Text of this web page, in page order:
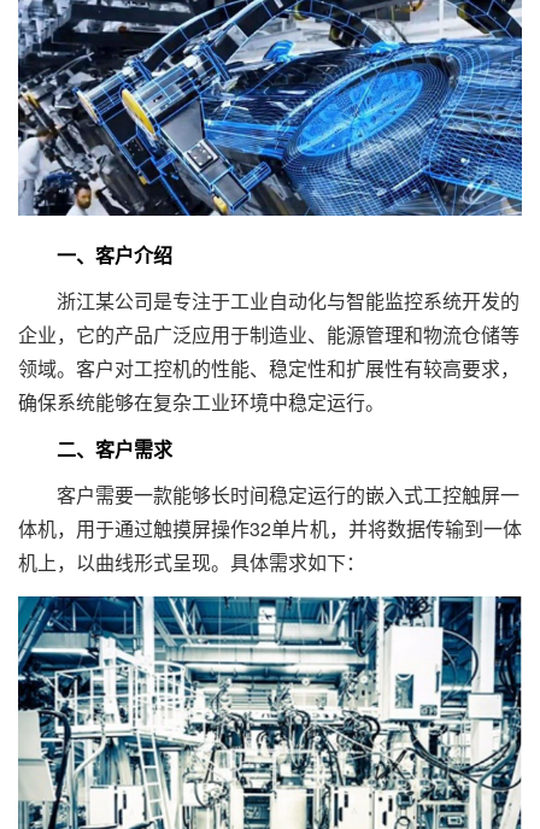
一、客户介绍
浙江某公司是专注于工业自动化与智能监控系统开发的
企业，它的产品广泛应用于制造业、能源管理和物流仓储等
领域。客户对工控机的性能、稳定性和扩展性有较高要求，
确保系统能够在复杂工业环境中稳定运行。
二、客户需求
客户需要一款能够长时间稳定运行的嵌入式工控触屏一
体机，用于通过触摸屏操作32单片机，并将数据传输到一体
机上，以曲线形式呈现。具体需求如下：